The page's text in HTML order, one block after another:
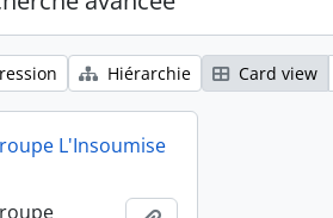
Hiérarchie Card view
L'Insoumise